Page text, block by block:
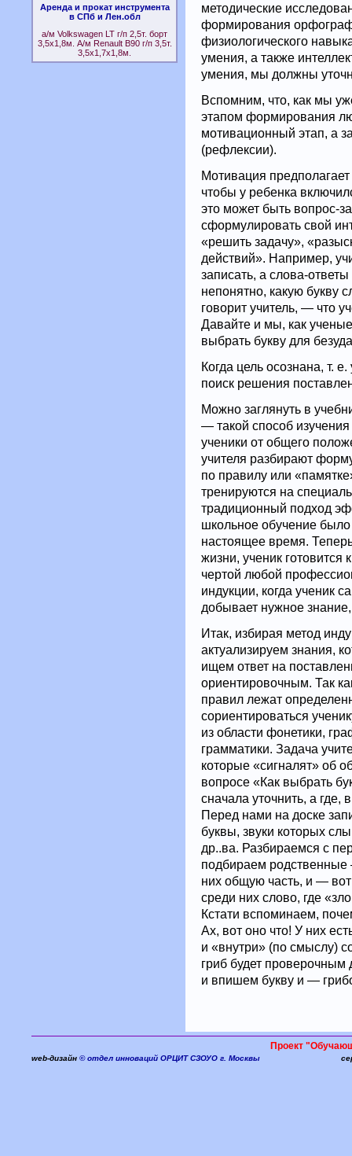
методические
формирования
физиологического
умения, а также
умения, мы должны
Вспомним, что, как мы
этапом формирования
мотивационный этап, а
(рефлексии).
Мотивация
чтобы у ребенка
это может быть вопрос-
сформулировать свой
«решить задачу»,
действий». Например,
записать, а слова-
непонятно, какую букву
говорит учитель, — что
Давайте и мы, как
выбрать букву для
Когда цель осознана, т.
поиск решения
Можно заглянуть в
— такой способ изучения
ученики от общего
учителя разбирают
по правилу или
тренируются на
традиционный подход
школьное обучение
настоящее время.
жизни, ученик готовится
чертой любой
индукции, когда ученик
добывает нужное
Итак, избирая метод
актуализируем знания,
ищем ответ на
ориентировочным. Так
правил лежат
сориентироваться
из области фонетики,
грамматики. Задача
которые «сигналят» об
вопросе «Как выбрать
сначала уточнить, а где,
Перед нами на доске
буквы, звуки которых
др..ва. Разбираемся с
подбираем родственные
них общую часть, и —
среди них слово, где
Кстати вспоминаем,
Ах, вот оно что! У них
и «внутри» (по смыслу)
гриб будет
и впишем букву и —
Аренда и прокат инструмента
в СПб и Лен.обл
а/м Volkswagen LT г/п 2,5т. борт
3,5х1,8м. А/м Renault B90 г/п 3,5т.
3,5х1,7х1,8м.
Проект
web-дизайн © отдел инноваций ОРЦИТ СЗОУО г. Москвы